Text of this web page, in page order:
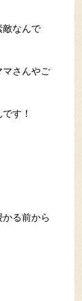
敵なんで
マさんやご
す！
る前から